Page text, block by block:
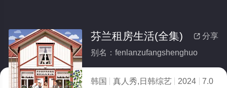
 分享
芬兰租房生活(全集)
别名：fenlanzufangshenghuo
韩国 真人秀,日韩综艺 2024
7.0